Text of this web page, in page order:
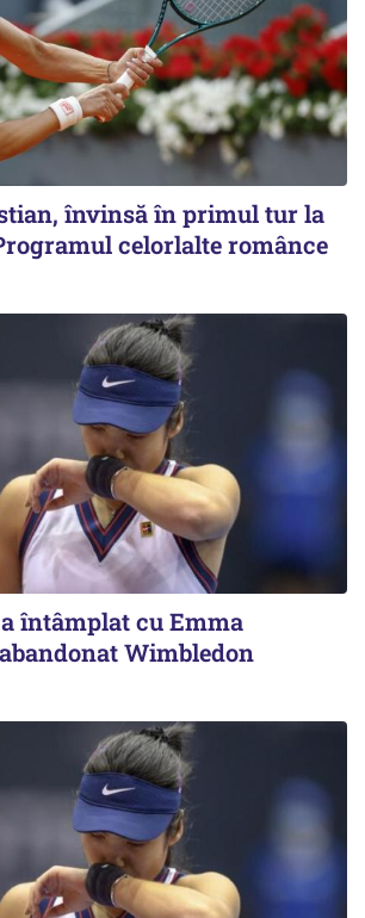
învinsă în primul tur la
celorlalte românce
întâmplat cu Emma
Wimbledon